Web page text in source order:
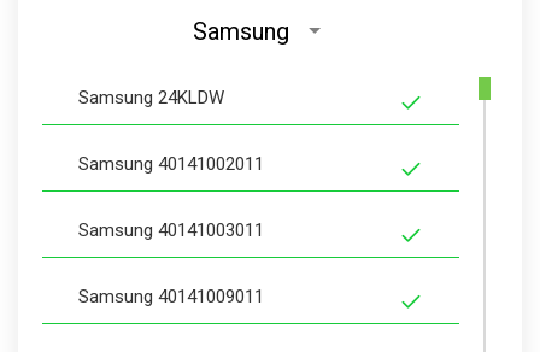
Samsung
Samsung 24KLDW
Samsung 40141002011
Samsung 40141003011
Samsung 40141009011